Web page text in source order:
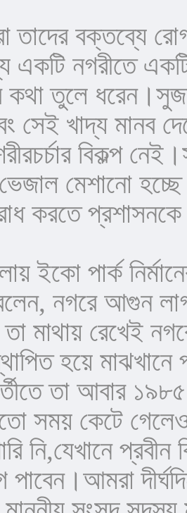
তাদের বক্তব্যে
একটি নগরীতে
কথা তুলে
সেই খাদ্য মানব
বিকল্প
মেশানো
করতে
ইকো পার্ক
বলেন, নগরে আগুন
মাথায় রেখেই
হয়ে মাঝখানে
তা আবার
সময় কেটে
নি,যেখানে প্রবীন